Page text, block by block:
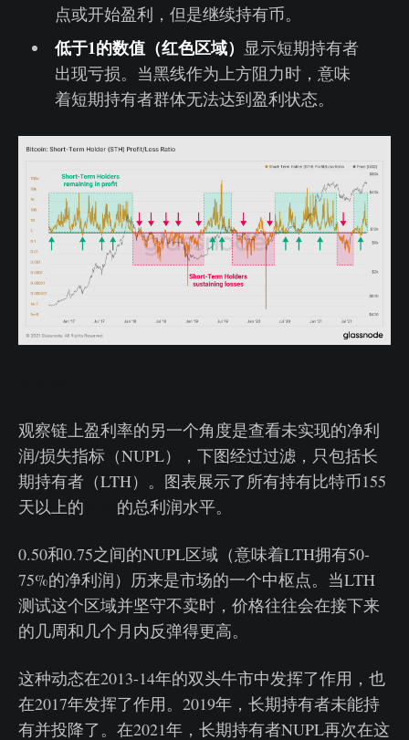
点或开始盈利，但是继续持有币。
低于1的数值（红色区域） 显示短期持有者
出现亏损。当黑线作为上方阻力时，意味
着短期持有者群体无法达到盈利状态。
观察链上盈利率的另一个角度是查看未实现的净利
润/损失指标（NUPL），下图经过过滤，只包括长
期持有者（LTH）。图表展示了所有持有比特币155
天以上的
的总利润水平。
0.50和0.75之间的NUPL区域（意味着LTH拥有50-
75%的净利润）历来是市场的一个中枢点。当LTH
测试这个区域并坚守不卖时，价格往往会在接下来
的几周和几个月内反弹得更高。
这种动态在2013-14年的双头牛市中发挥了作用，也
在2017年发挥了作用。2019年，长期持有者未能持
有并投降了。在2021年，长期持有者NUPL再次在这